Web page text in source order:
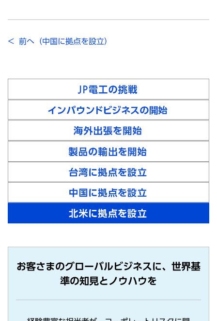
< 前へ（中国に拠点を設⽴）
お客さまのグローバルビジネスに、世界基
準の知見とノウハウを